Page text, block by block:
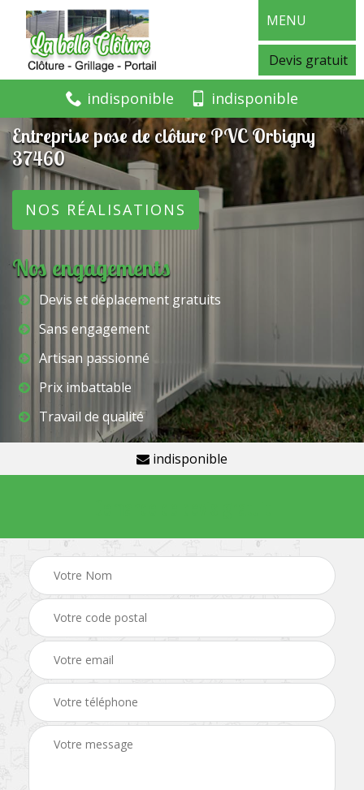
MENU
Devis gratuit
indisponible indisponible
Entreprise pose de clôture PVC Orbigny
37460
NOS RÉALISATIONS
Nos engagements
Devis et déplacement gratuits
Sans engagement
Artisan passionné
Prix imbattable
Travail de qualité
indisponible